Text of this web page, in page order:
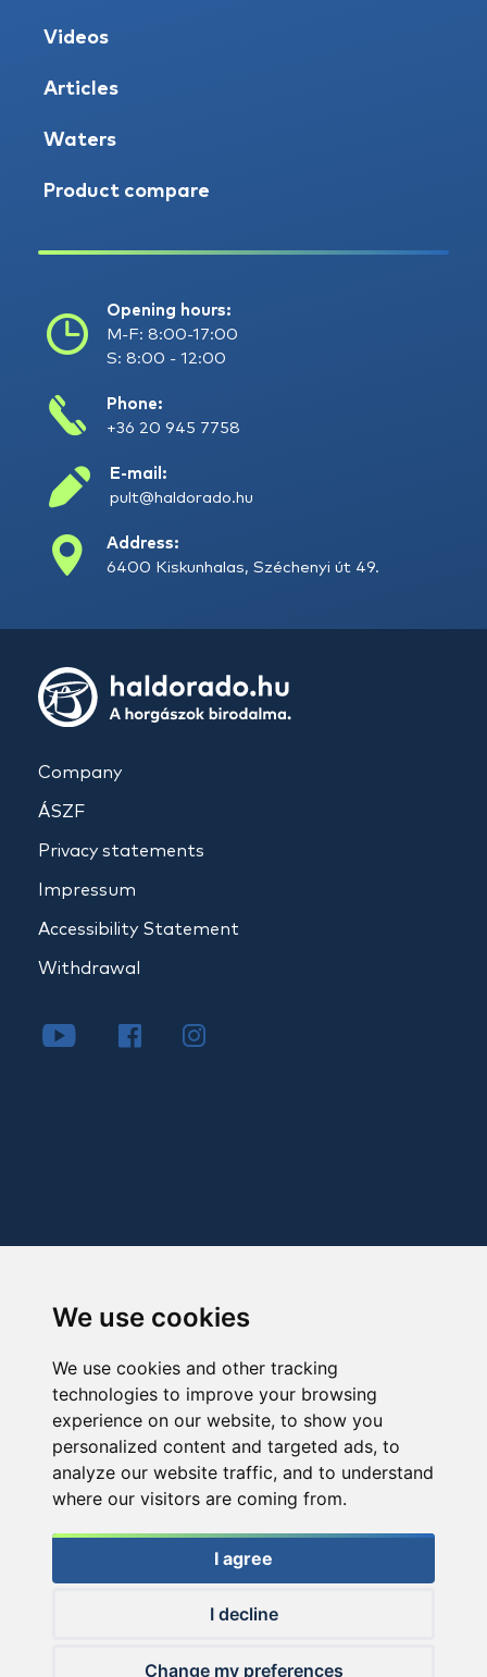
We use cookies
We use cookies and other tracking
technologies to improve your browsing
experience on our website, to show you
personalized content and targeted ads, to
analyze our website traffic, and to understand
where our visitors are coming from.
I agree
I decline
Change my preferences
Videos
Articles
Waters
Product compare
Opening hours:
M-F: 8:00-17:00
S: 8:00 - 12:00
Phone:
+36 20 945 7758
E-mail:
pult@haldorado.hu
Address:
6400 Kiskunhalas, Széchenyi út 49.
Company
ÁSZF
Privacy statements
Impressum
Accessibility Statement
Withdrawal